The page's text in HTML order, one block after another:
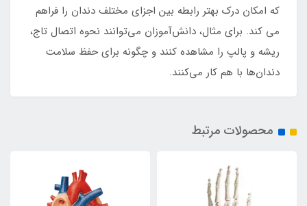
که امکان درک بهتر رابطه بین اجزای مختلف دندان را فراهم
می کند. برای مثال، دانش‌آموزان می‌توانند نحوه اتصال تاج،
ریشه و پالپ را مشاهده کنند و چگونه برای حفظ سلامت
دندان‌ها با هم کار می‌کنند.
محصولات مرتبط